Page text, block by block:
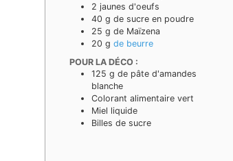
2 jaunes d'oeufs
40 g de sucre en poudre
25 g de Maïzena
20 g de beurre
POUR LA DÉCO :
125 g de pâte d'amandes
blanche
Colorant alimentaire vert
Miel liquide
Billes de sucre